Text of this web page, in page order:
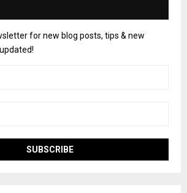
for new blog posts, tips & new